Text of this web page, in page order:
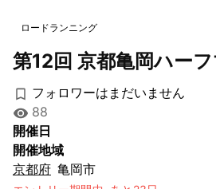
ロードランニング
第12回 京都亀岡ハー
フォロワーはまだいません
88
開催日
開催地域
京都府 亀岡市